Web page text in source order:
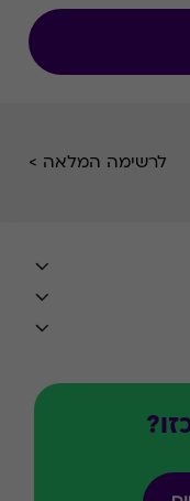
לרשימה המלאה >